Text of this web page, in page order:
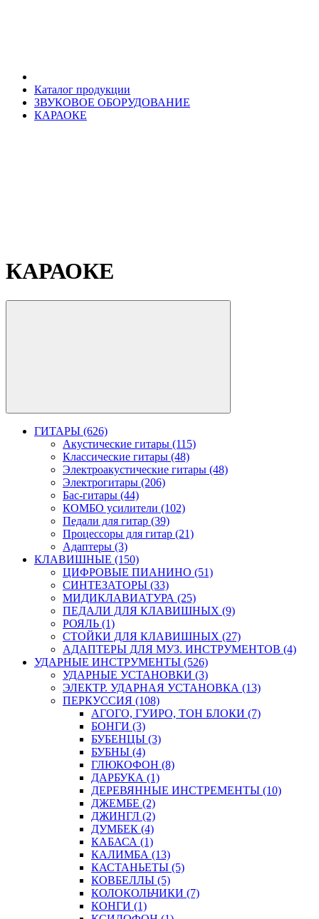
Каталог продукции
ЗВУКОВОЕ ОБОРУДОВАНИЕ
КАРАОКЕ
КАРАОКЕ
ГИТАРЫ (626)
Акустические гитары (115)
Классические гитары (48)
Электроакустические гитары (48)
Электрогитары (206)
Бас-гитары (44)
КОМБО усилители (102)
Педали для гитар (39)
Процессоры для гитар (21)
Адаптеры (3)
КЛАВИШНЫЕ (150)
ЦИФРОВЫЕ ПИАНИНО (51)
СИНТЕЗАТОРЫ (33)
МИДИКЛАВИАТУРА (25)
ПЕДАЛИ ДЛЯ КЛАВИШНЫХ (9)
РОЯЛЬ (1)
СТОЙКИ ДЛЯ КЛАВИШНЫХ (27)
АДАПТЕРЫ ДЛЯ МУЗ. ИНСТРУМЕНТОВ (4)
УДАРНЫЕ ИНСТРУМЕНТЫ (526)
УДАРНЫЕ УСТАНОВКИ (3)
ЭЛЕКТР. УДАРНАЯ УСТАНОВКА (13)
ПЕРКУССИЯ (108)
АГОГО, ГУИРО, ТОН БЛОКИ (7)
БОНГИ (3)
БУБЕНЦЫ (3)
БУБНЫ (4)
ГЛЮКОФОН (8)
ДАРБУКА (1)
ДЕРЕВЯННЫЕ ИНСТРЕМЕНТЫ (10)
ДЖЕМБЕ (2)
ДЖИНГЛ (2)
ДУМБЕК (4)
КАБАСА (1)
КАЛИМБА (13)
КАСТАНЬЕТЫ (5)
КОВБЕЛЛЫ (5)
КОЛОКОЛЬЧИКИ (7)
КОНГИ (1)